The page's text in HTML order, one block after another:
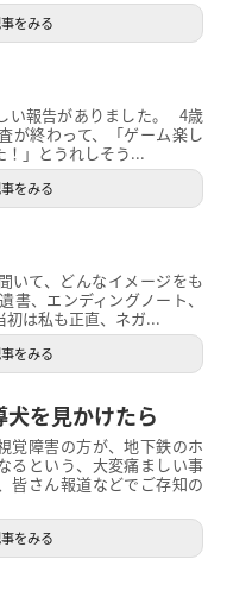
をみる
い報告がありました。 4歳
が終わって、「ゲーム楽し
！」とうれしそう...
をみる
いて、どんなイメージをも
書、エンディングノート、
は私も正直、ネガ...
をみる
を見かけたら
覚障害の方が、地下鉄のホ
るという、大変痛ましい事
皆さん報道などでご存知の
をみる